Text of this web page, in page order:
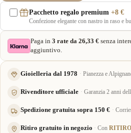
Pacchetto regalo premium +8 €
Confezione elegante con nastro in raso e
Paga in 3 rate da 26,33 € senza
aggiuntivo.
Gioielleria dal 1978 Pianezza e
Rivenditore ufficiale Garanzia 2 anni
Spedizione gratuita sopra 150 €
Ritiro gratuito in negozio Con